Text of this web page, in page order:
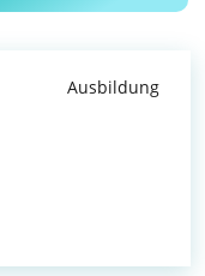
Ausbildung